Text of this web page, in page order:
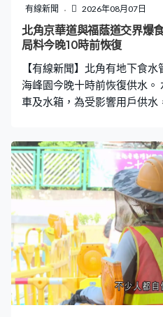
有線新聞 2026年08月07日
北角京華道與福蔭道交界爆
局料今晚10時前恢復
【有線新聞】北角有地下食
海峰園今晚十時前恢復供水。
車及水箱，為受影響用戶供水
及宏安道已恢復供水。